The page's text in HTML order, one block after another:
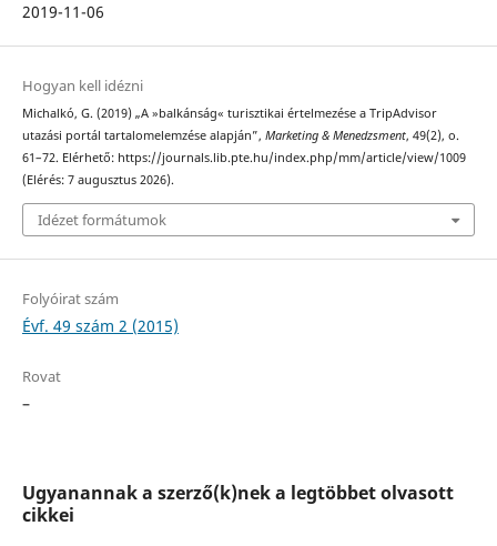
2019-11-06
Hogyan kell idézni
Michalkó, G. (2019) „A »balkánság« turisztikai értelmezése a TripAdvisor
utazási portál tartalomelemzése alapján”, Marketing & Menedzsment, 49(2), o.
61–72. Elérhető: https://journals.lib.pte.hu/index.php/mm/article/view/1009
(Elérés: 7 augusztus 2026).
Idézet formátumok
Folyóirat szám
Évf. 49 szám 2 (2015)
Rovat
–
Ugyanannak a szerző(k)nek a legtöbbet olvasott
cikkei